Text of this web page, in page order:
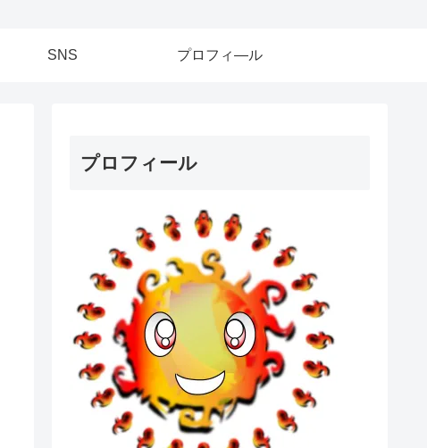
SNS プロフィ―ル
プロフィール